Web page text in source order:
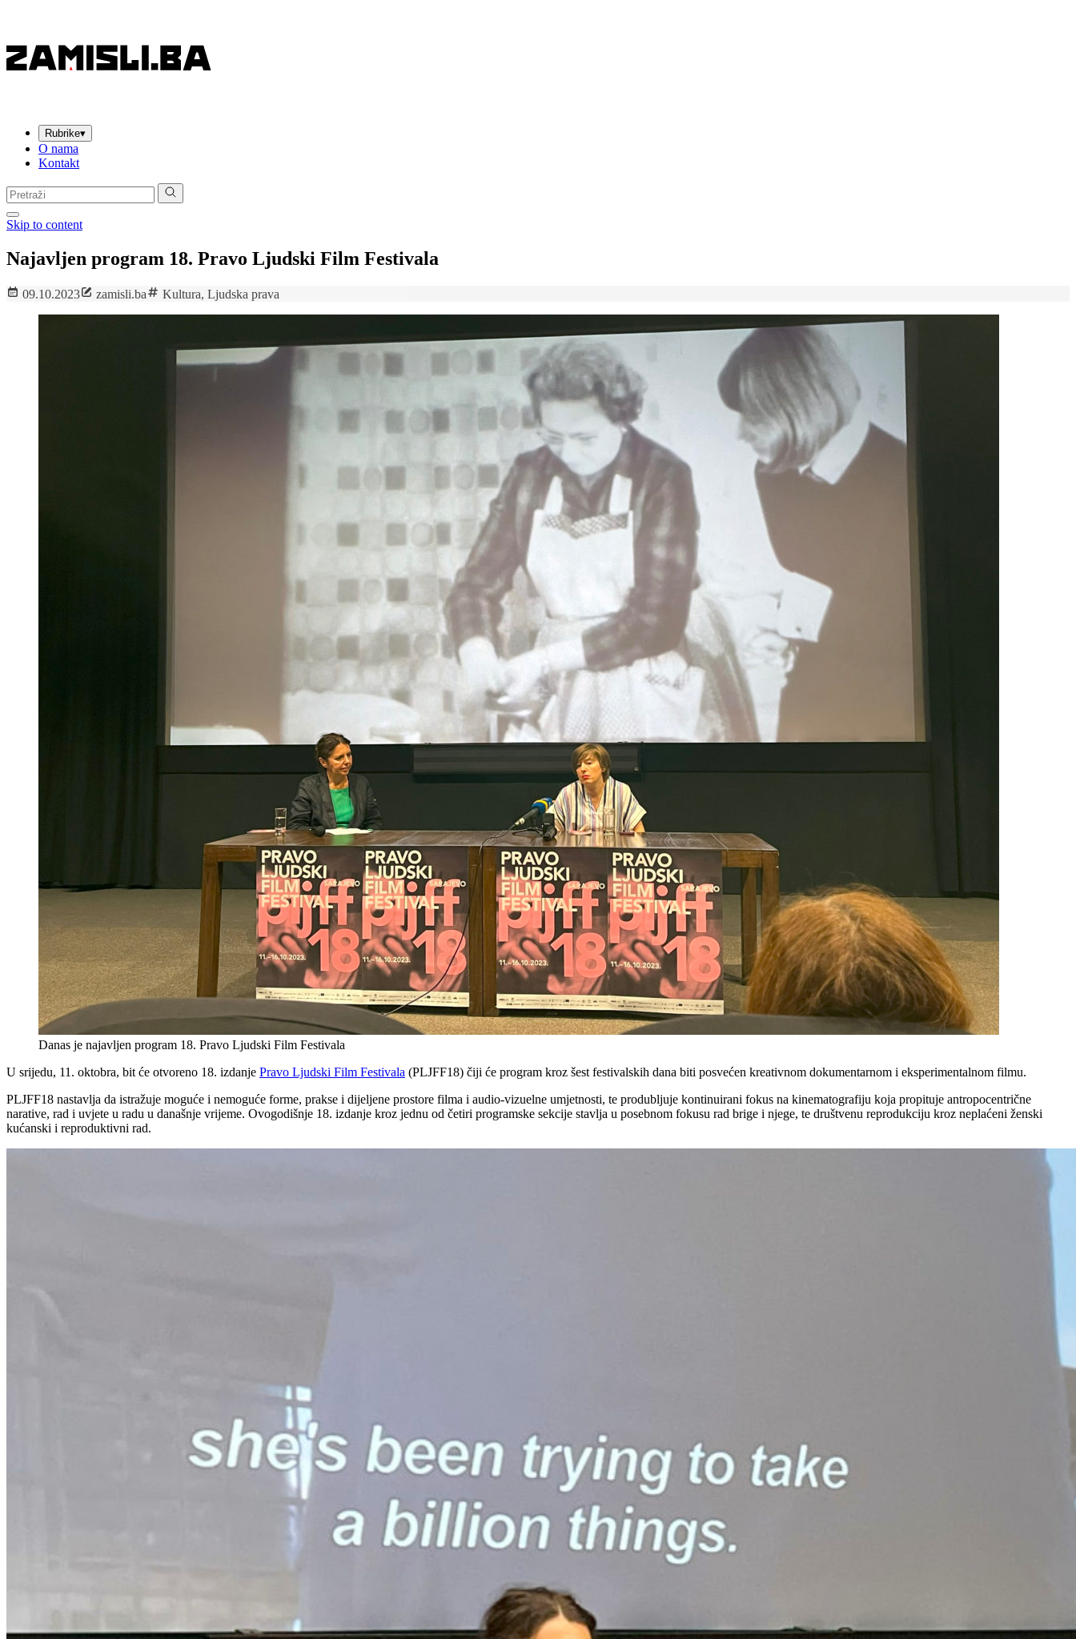
Rubrike▾
O nama
Kontakt
Pretraga:
Skip to content
Najavljen program 18. Pravo Ljudski Film Festivala
09.10.2023 zamisli.ba Kultura, Ljudska prava
Danas je najavljen program 18. Pravo Ljudski Film Festivala
U srijedu, 11. oktobra, bit će otvoreno 18. izdanje Pravo Ljudski Film Festivala (PLJFF18) čiji će program kroz šest festivalskih dana biti posvećen kreativnom dokumentarnom i eksperimentalnom filmu.
PLJFF18 nastavlja da istražuje moguće i nemoguće forme, prakse i dijeljene prostore filma i audio-vizuelne umjetnosti, te produbljuje kontinuirani fokus na kinematografiju koja propituje antropocentrične
narative, rad i uvjete u radu u današnje vrijeme. Ovogodišnje 18. izdanje kroz jednu od četiri programske sekcije stavlja u posebnom fokusu rad brige i njege, te društvenu reprodukciju kroz neplaćeni ženski
kućanski i reproduktivni rad.